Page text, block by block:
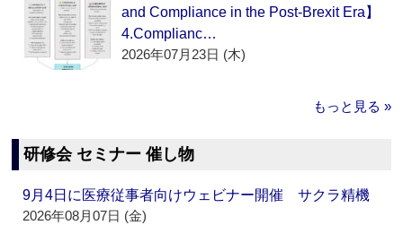
and Compliance in the Post-Brexit Era】
4.Complianc…
2026年07月23日 (木)
もっと見る »
研修会 セミナー 催し物
9月4日に医療従事者向けウェビナー開催 サクラ精機
2026年08月07日 (金)